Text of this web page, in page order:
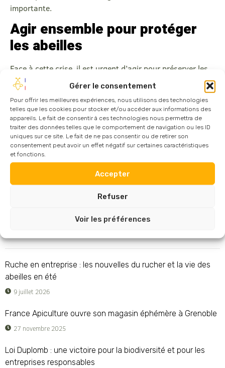
Gérer le consentement
Pour offrir les meilleures expériences, nous utilisons des technologies
telles que les cookies pour stocker et/ou accéder aux informations des
appareils. Le fait de consentir à ces technologies nous permettra de
traiter des données telles que le comportement de navigation ou les ID
uniques sur ce site. Le fait de ne pas consentir ou de retirer son
consentement peut avoir un effet négatif sur certaines caractéristiques
et fonctions.
Accepter
Refuser
Voir les préférences
importante.
Agir ensemble pour protéger
les abeilles
Face à cette crise, il est urgent d’agir pour préserver les
abeilles et leur environnement. Cela passe par le soutien
à l’apiculture locale, la promotion de pratiques agricoles
durables et la sensibilisation du grand public à
l’importance des pollinisateurs pour notre écosystème.
Ensemble, soutenons les abeilles et préservons notre
planète.
Articles populaires
Ruche en entreprise : les nouvelles du rucher et la vie des
abeilles en été
9 juillet 2026
France Apiculture ouvre son magasin éphémère à Grenoble
27 novembre 2025
Loi Duplomb : une victoire pour la biodiversité et pour les
entreprises responsables